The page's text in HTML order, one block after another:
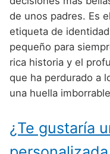
Nombres de
Nombres de
Nombres de
Nombres de
Nombres de
de unos padres. Es
etiqueta de
pequeño para
rica historia y el
que ha perdurado a
una huella
¿Te gustaría